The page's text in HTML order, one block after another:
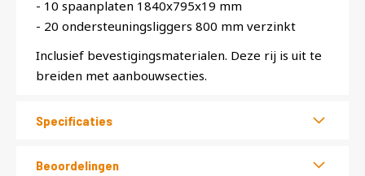
- 10 spaanplaten 1840x795x19 mm
- 20 ondersteuningsliggers 800 mm verzinkt
Inclusief bevestigingsmaterialen. Deze rij is uit te
breiden met aanbouwsecties.
Specificaties
Beoordelingen